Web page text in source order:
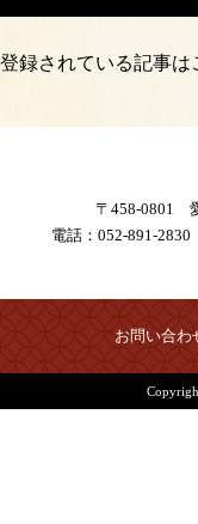
登録されている記事は
〒458-0801
電話：052-891-2830
お問い合わ